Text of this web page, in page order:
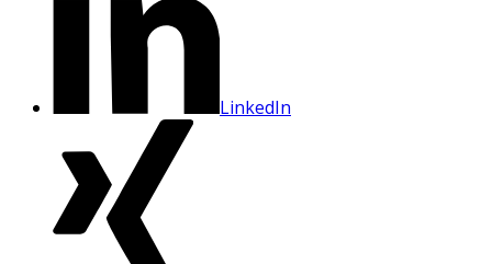
LinkedIn